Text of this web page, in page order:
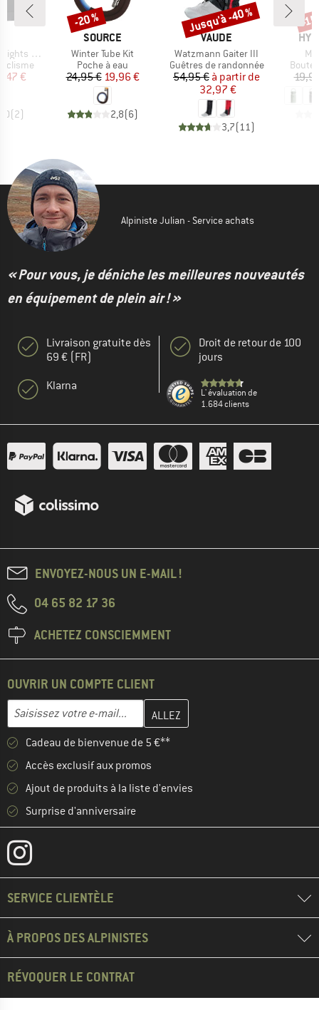
Shorty
réduit
€
(2)
MARQUE
SOURCE
Article
Winter Tube Kit
Product group
Poche à eau
Prix
24,95 €Prix réduit
19,96 €
2,8(6)
Remise
-20 %
MARQUE
VAUDE
Article
Watzmann Gaiter III
Product group
Guêtres de randonnée
Prix
54,95 € Prix réduit
à partir de
32,97 €
3,7(11)
Remise
Jusqu'à -40 % -
Alpiniste Julian - Service achats
« Pour vous, je déniche les meilleures nouveautés
en équipement de plein air ! »
Livraison gratuite dès
69 € (FR)
Klarna
Droit de retour de 100
jours
L' évaluation de
1.684 clients
ENVOYEZ-NOUS UN E-MAIL !
04 65 82 17 36
ACHETEZ CONSCIEMMENT
OUVRIR UN COMPTE CLIENT
Adresse e-mail
Entrez votre adresse e-mail ici et créez votre compte client à la
Cadeau de bienvenue de 5 €**
Accès exclusif aux promos
Ajout de produits à la liste d'envies
Surprise d'anniversaire
SERVICE CLIENTÈLE
À PROPOS DES ALPINISTES
RÉVOQUER LE CONTRAT